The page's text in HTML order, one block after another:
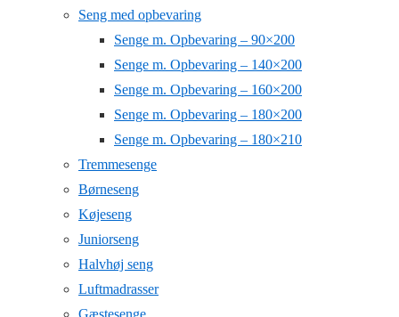
Seng med opbevaring
Senge m. Opbevaring – 90×200
Senge m. Opbevaring – 140×200
Senge m. Opbevaring – 160×200
Senge m. Opbevaring – 180×200
Senge m. Opbevaring – 180×210
Tremmesenge
Børneseng
Køjeseng
Juniorseng
Halvhøj seng
Luftmadrasser
Gæstesenge